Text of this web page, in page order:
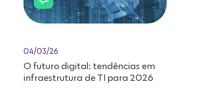
04/03/26
O futuro digital: tendências em
infraestrutura de TI para 2026